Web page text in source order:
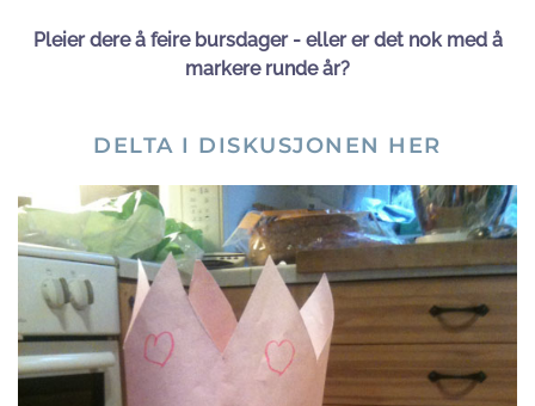
Pleier dere å feire bursdager - eller er det nok med å
markere runde år?
DELTA I DISKUSJONEN HER